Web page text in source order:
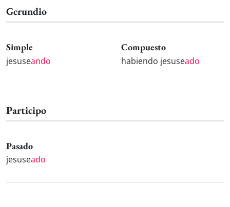
Gerundio
Simple
jesuseando
Compuesto
habiendo jesuseado
Participo
Pasado
jesuseado